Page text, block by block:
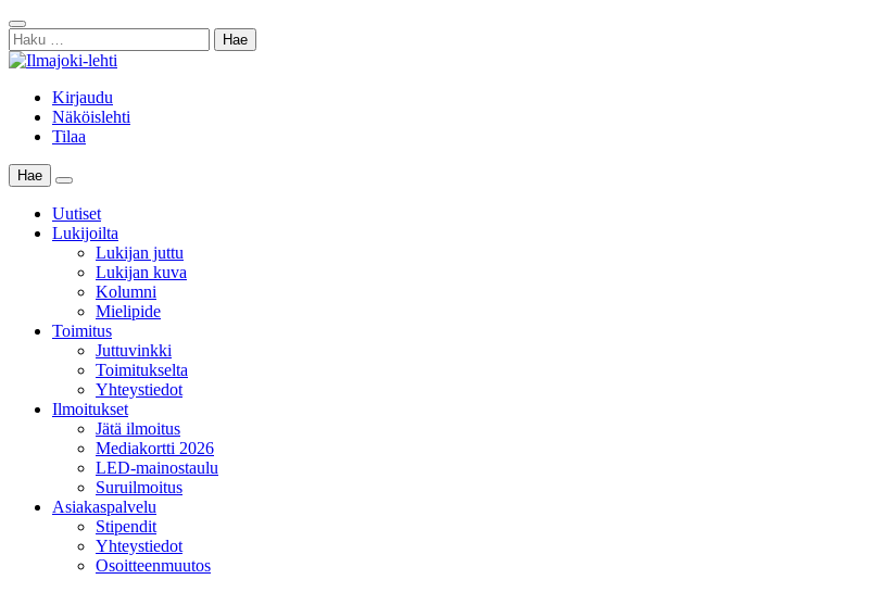
Skip
to
content
Sulje
haku
Haku:
Kirjaudu
Näköislehti
Tilaa
Hae
Main
Menu
Uutiset
Lukijoilta
Lukijan juttu
Lukijan kuva
Kolumni
Mielipide
Toimitus
Juttuvinkki
Toimitukselta
Yhteystiedot
Ilmoitukset
Jätä ilmoitus
Mediakortti 2026
LED-mainostaulu
Suruilmoitus
Asiakaspalvelu
Stipendit
Yhteystiedot
Osoitteenmuutos